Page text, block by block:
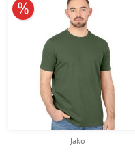
Jako
10% reduziert